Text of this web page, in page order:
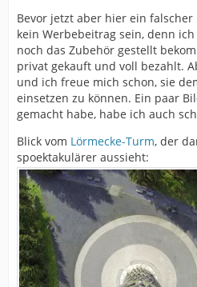
Bevor jetzt aber hier ein
kein Werbebeitrag sein, denn
noch das Zubehör gestellt
privat gekauft und voll bezahlt.
und ich freue mich schon, sie
einsetzen zu können. Ein paar
gemacht habe, habe ich auch
Blick vom Lörmecke-Turm, der
spoektakulärer aussieht: